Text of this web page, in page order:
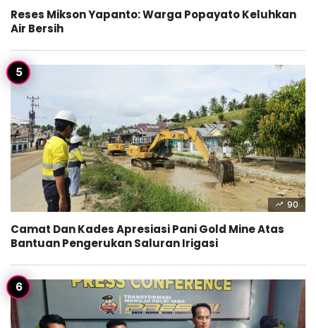
Reses Mikson Yapanto: Warga Popayato Keluhkan
Air Bersih
90
Camat Dan Kades Apresiasi Pani Gold Mine Atas
Bantuan Pengerukan Saluran Irigasi